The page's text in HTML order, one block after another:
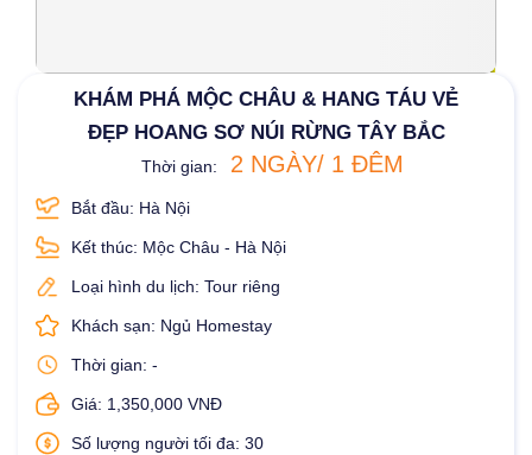
KHÁM PHÁ MỘC CHÂU & HANG TÁU VẺ
ĐẸP HOANG SƠ NÚI RỪNG TÂY BẮC
Thời gian: 2 NGÀY/ 1 ĐÊM
Bắt đầu: Hà Nội
Kết thúc: Mộc Châu - Hà Nội
Loại hình du lịch: Tour riêng
Khách sạn: Ngủ Homestay
Thời gian: -
Giá: 1,350,000 VNĐ
Số lượng người tối đa: 30